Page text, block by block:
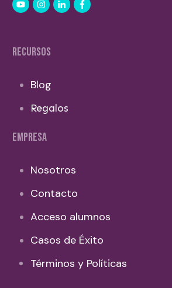
RECURSOS
Blog
Regalos
EMPRESA
Nosotros
Contacto
Acceso alumnos
Casos de Éxito
Términos y Políticas